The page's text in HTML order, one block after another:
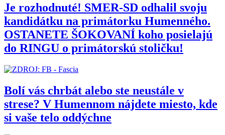
Je rozhodnuté! SMER-SD odhalil svoju
kandidátku na primátorku Humenného.
OSTANETE ŠOKOVANÍ koho posielajú
do RINGU o primátorskú stoličku!
Bolí vás chrbát alebo ste neustále v
strese? V Humennom nájdete miesto, kde
si vaše telo oddýchne